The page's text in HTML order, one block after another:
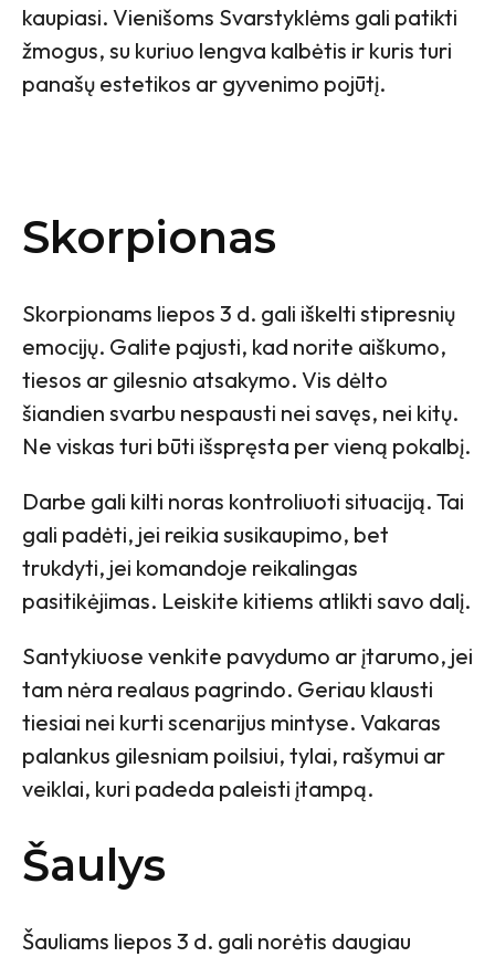
kaupiasi. Vienišoms Svarstyklėms gali patikti
žmogus, su kuriuo lengva kalbėtis ir kuris turi
panašų estetikos ar gyvenimo pojūtį.
Skorpionas
Skorpionams liepos 3 d. gali iškelti stipresnių
emocijų. Galite pajusti, kad norite aiškumo,
tiesos ar gilesnio atsakymo. Vis dėlto
šiandien svarbu nespausti nei savęs, nei kitų.
Ne viskas turi būti išspręsta per vieną pokalbį.
Darbe gali kilti noras kontroliuoti situaciją. Tai
gali padėti, jei reikia susikaupimo, bet
trukdyti, jei komandoje reikalingas
pasitikėjimas. Leiskite kitiems atlikti savo dalį.
Santykiuose venkite pavydumo ar įtarumo, jei
tam nėra realaus pagrindo. Geriau klausti
tiesiai nei kurti scenarijus mintyse. Vakaras
palankus gilesniam poilsiui, tylai, rašymui ar
veiklai, kuri padeda paleisti įtampą.
Šaulys
Šauliams liepos 3 d. gali norėtis daugiau